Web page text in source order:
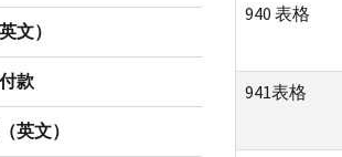
文）
款
英文）
940 表格
941表格